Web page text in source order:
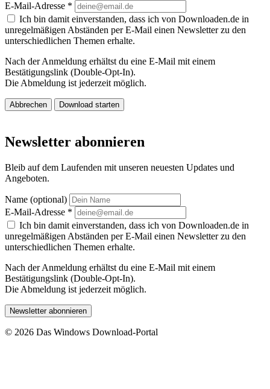
E-Mail-Adresse *
Ich bin damit einverstanden, dass ich von Downloaden.de in
unregelmäßigen Abständen per E-Mail einen Newsletter zu den
unterschiedlichen Themen erhalte.
Nach der Anmeldung erhältst du eine E-Mail mit einem
Bestätigungslink (Double-Opt-In).
Die Abmeldung ist jederzeit möglich.
Abbrechen Download starten
Newsletter abonnieren
Bleib auf dem Laufenden mit unseren neuesten Updates und
Angeboten.
Name (optional)
E-Mail-Adresse *
Ich bin damit einverstanden, dass ich von Downloaden.de in
unregelmäßigen Abständen per E-Mail einen Newsletter zu den
unterschiedlichen Themen erhalte.
Nach der Anmeldung erhältst du eine E-Mail mit einem
Bestätigungslink (Double-Opt-In).
Die Abmeldung ist jederzeit möglich.
Newsletter abonnieren
© 2026 Das Windows Download-Portal